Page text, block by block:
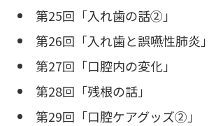
第25回「入れ歯の話②」
第26回「入れ歯と誤嚥性肺炎」
第27回「口腔内の変化」
第28回「残根の話」
第29回「口腔ケアグッズ②」